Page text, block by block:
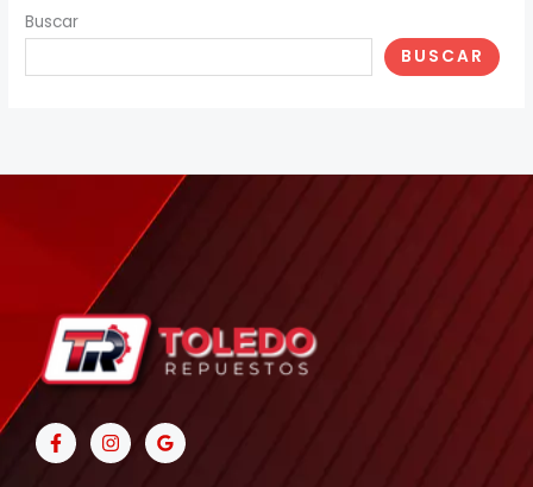
Buscar
BUSCAR